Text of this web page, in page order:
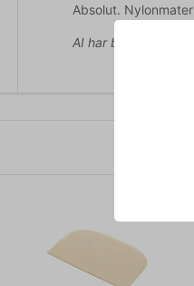
Absolut.
AI har bidragit till